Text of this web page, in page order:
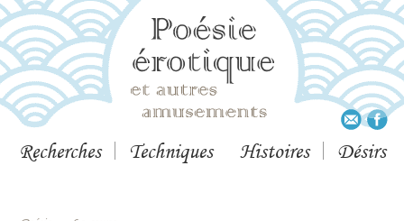
Recherches Techniques Histoires Désirs